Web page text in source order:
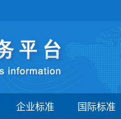
企业标准 国际标准